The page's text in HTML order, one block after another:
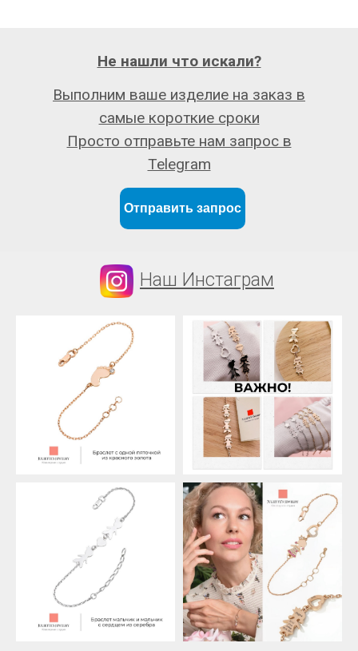
Отправить запрос
Выполним ваше изделие на заказ в
самые короткие сроки
Просто отправьте нам запрос в
Telegram
Не нашли что искали?
Наш Инстаграм